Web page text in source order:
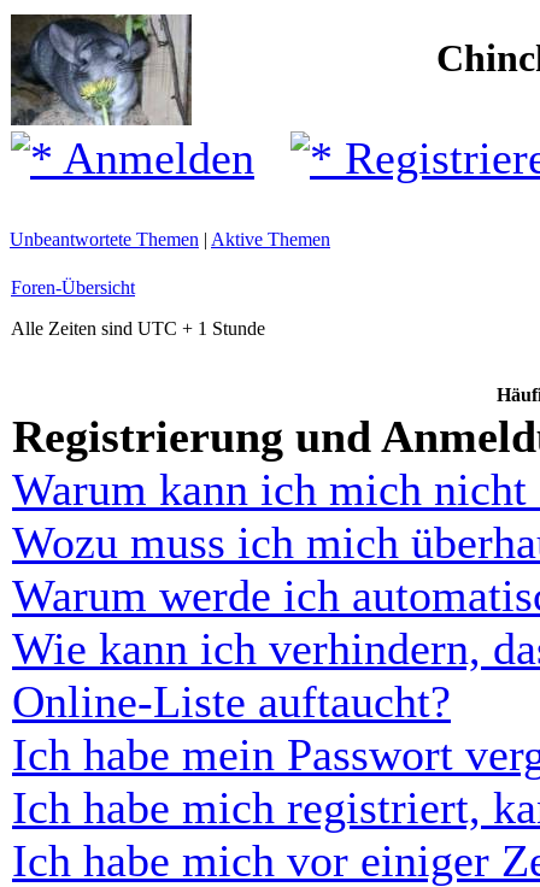
Anmelden
Unbeantwortete Themen | Aktive Themen
Foren-Übersicht
Alle Zeiten sind UTC + 1 Stunde
Registrierung und
Warum kann ich mich nicht
Wozu muss ich mich
Warum werde ich
Wie kann ich verhindern,
Online-Liste auftaucht?
Ich habe mein Passwort
Ich habe mich registriert,
Ich habe mich vor einiger